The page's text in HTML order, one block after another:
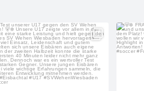
sf_eisbachtal_nachwuchs
Juli 31